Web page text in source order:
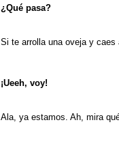
¿Qué pasa?
Si te arrolla una oveja y caes
¡Ueeh, voy!
Ala, ya estamos. Ah, mira